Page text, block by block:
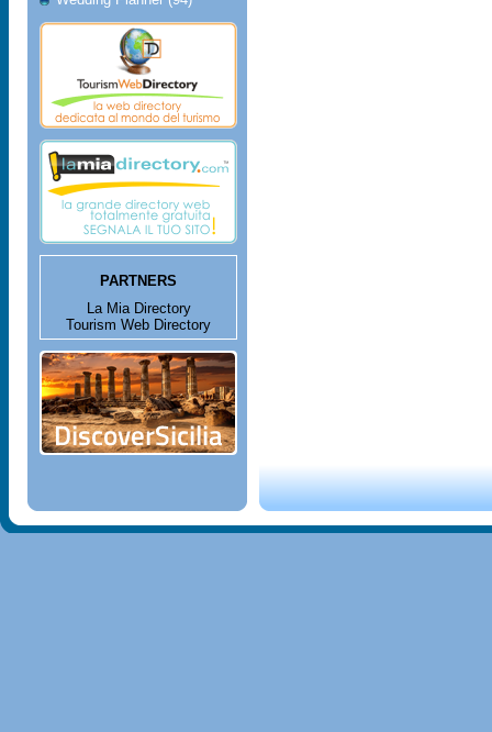
PARTNERS
La Mia Directory
Tourism Web Directory